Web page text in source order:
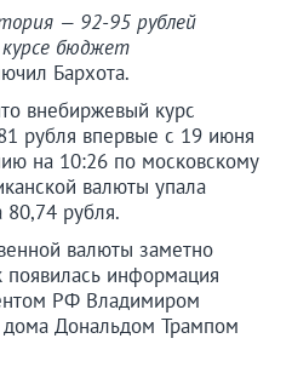
— 92-95 рублей
бюджет
Бархота.
внебиржевый курс
рубля впервые с 19 июня
на 10:26 по московскому
валюты упала
80,74 рубля.
валюты заметно
появилась информация
РФ Владимиром
Дональдом Трампом